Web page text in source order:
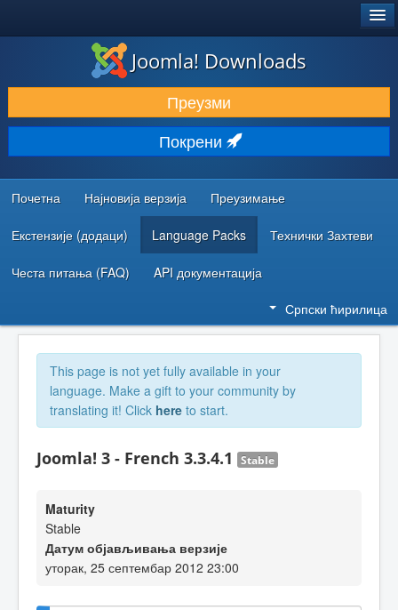
ПРЕУЗИМАЊЕ И ПРОШИРЕЊА (ЕКСТЕНЗИЈЕ)
ОТКРИЈТЕ И НАУЧИТЕ
ЗАЈЕДНИЦА И ПОДРШКА
РЕСУРСИ ЗА РАЗВОЈ
Joomla! Downloads
Преузми
Покрени
Почетна Најновија верзија Преузимање
Екстензије (додаци) Language Packs Технички Захтеви
Честа питања (FAQ) API документација
Српски ћирилица
This page is not yet fully available in your
language. Make a gift to your community by
translating it! Click here to start.
Joomla! 3 - French 3.3.4.1 Stable
Maturity
Stable
Датум објављивања верзије
уторак, 25 септембар 2012 23:00